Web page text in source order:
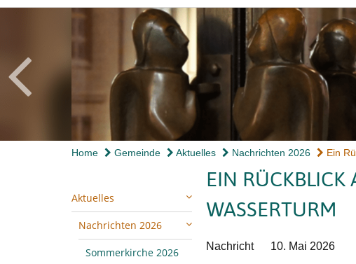
Home Gemeinde Aktuelles Nachrichten 2026 Ein
Aktuelles
Nachrichten 2026
Sommerkirche 2026
EIN RÜCKBLICK
WASSERTURM
Nachricht 10. Mai 2026